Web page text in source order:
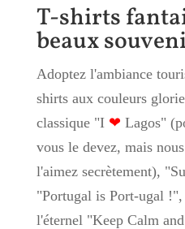
T-shirts
beaux
Adoptez l'ambiance
shirts aux couleurs
classique "I ❤ Lagos"
vous le devez, mais
l'aimez secrètement),
"Portugal is Port-ugal
l'éternel "Keep Calm